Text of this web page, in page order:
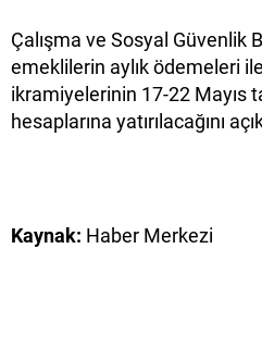
Çalışma ve Sosyal Güvenlik
emeklilerin aylık ödemeleri
ikramiyelerinin 17-22 Mayıs
hesaplarına yatırılacağını
Kaynak: Haber Merkezi